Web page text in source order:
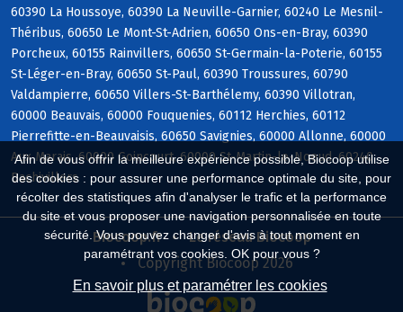
Afin de vous offrir la meilleure expérience possible, Biocoop utilise
des cookies : pour assurer une performance optimale du site, pour
récolter des statistiques afin d'analyser le trafic et la performance
du site et vous proposer une navigation personnalisée en toute
sécurité. Vous pouvez changer d'avis à tout moment en
paramétrant vos cookies. OK pour vous ?
En savoir plus et paramétrer les cookies
60390 La Houssoye, 60390 La Neuville-Garnier, 60240 Le Mesnil-
Théribus, 60650 Le Mont-St-Adrien, 60650 Ons-en-Bray, 60390
Porcheux, 60155 Rainvillers, 60650 St-Germain-la-Poterie, 60155
St-Léger-en-Bray, 60650 St-Paul, 60390 Troussures, 60790
Valdampierre, 60650 Villers-St-Barthélemy, 60390 Villotran,
60000 Beauvais, 60000 Fouquenies, 60112 Herchies, 60112
Pierrefitte-en-Beauvaisis, 60650 Savignies, 60000 Allonne, 60000
Aux Marais, 60000 Goincourt, 60000 St-Martin-le-Noeud, 60240
Bachivillers
Biocoop.fr
Le réseau Biocoop
Copyright Biocoop 2026